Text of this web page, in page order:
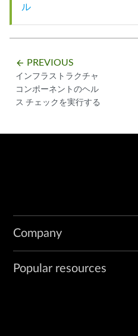
ル
arrow_backward PREVIOUS
インフラストラクチャ
コンポーネントのヘル
ス チェックを実行する
Company
Popular resources